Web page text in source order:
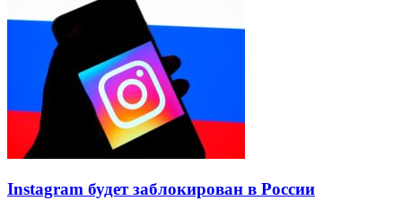
Instagram будет заблокирован в России